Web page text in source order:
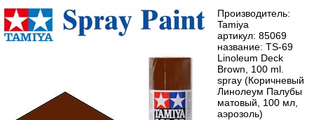
Производитель:
Tamiya
артикул: 85069
название: TS-69
Linoleum Deck
Brown, 100 ml.
spray (Коричневый
Линолеум Палубы
матовый, 100 мл,
аэрозоль)